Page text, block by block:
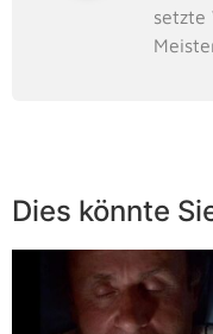
setzte
Dies könnte